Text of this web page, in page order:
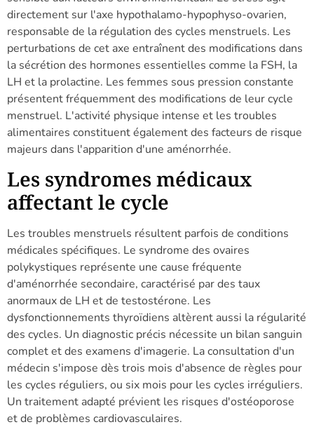
directement sur l'axe hypothalamo-hypophyso-ovarien,
responsable de la régulation des cycles menstruels. Les
perturbations de cet axe entraînent des modifications dans
la sécrétion des hormones essentielles comme la FSH, la
LH et la prolactine. Les femmes sous pression constante
présentent fréquemment des modifications de leur cycle
menstruel. L'activité physique intense et les troubles
alimentaires constituent également des facteurs de risque
majeurs dans l'apparition d'une aménorrhée.
Les syndromes médicaux
affectant le cycle
Les troubles menstruels résultent parfois de conditions
médicales spécifiques. Le syndrome des ovaires
polykystiques représente une cause fréquente
d'aménorrhée secondaire, caractérisé par des taux
anormaux de LH et de testostérone. Les
dysfonctionnements thyroïdiens altèrent aussi la régularité
des cycles. Un diagnostic précis nécessite un bilan sanguin
complet et des examens d'imagerie. La consultation d'un
médecin s'impose dès trois mois d'absence de règles pour
les cycles réguliers, ou six mois pour les cycles irréguliers.
Un traitement adapté prévient les risques d'ostéoporose
et de problèmes cardiovasculaires.